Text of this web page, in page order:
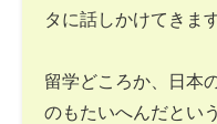
タに話しかけてきます
留学どころか、日本
のもたいへんだとい